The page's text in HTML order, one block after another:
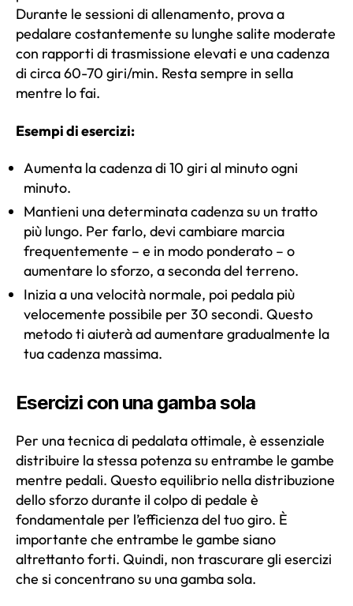
Durante le sessioni di allenamento, prova a
pedalare costantemente su lunghe salite moderate
con rapporti di trasmissione elevati e una cadenza
di circa 60-70 giri/min. Resta sempre in sella
mentre lo fai.
Esempi di esercizi:
Aumenta la cadenza di 10 giri al minuto ogni
minuto.
Mantieni una determinata cadenza su un tratto
più lungo. Per farlo, devi cambiare marcia
frequentemente – e in modo ponderato – o
aumentare lo sforzo, a seconda del terreno.
Inizia a una velocità normale, poi pedala più
velocemente possibile per 30 secondi. Questo
metodo ti aiuterà ad aumentare gradualmente la
tua cadenza massima.
Esercizi con una gamba sola
Per una tecnica di pedalata ottimale, è essenziale
distribuire la stessa potenza su entrambe le gambe
mentre pedali. Questo equilibrio nella distribuzione
dello sforzo durante il colpo di pedale è
fondamentale per l’efficienza del tuo giro. È
importante che entrambe le gambe siano
altrettanto forti. Quindi, non trascurare gli esercizi
che si concentrano su una gamba sola.